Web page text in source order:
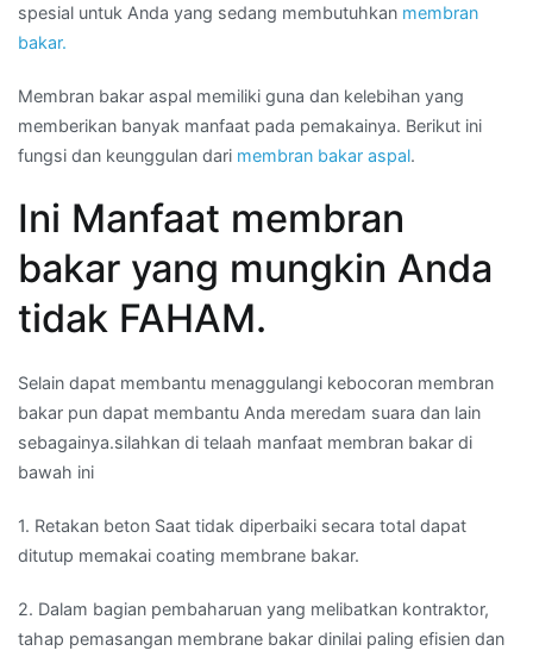
spesial untuk Anda yang sedang membutuhkan membran
bakar.
Membran bakar aspal memiliki guna dan kelebihan yang
memberikan banyak manfaat pada pemakainya. Berikut ini
fungsi dan keunggulan dari membran bakar aspal.
Ini Manfaat membran
bakar yang mungkin Anda
tidak FAHAM.
Selain dapat membantu menaggulangi kebocoran membran
bakar pun dapat membantu Anda meredam suara dan lain
sebagainya.silahkan di telaah manfaat membran bakar di
bawah ini
1. Retakan beton Saat tidak diperbaiki secara total dapat
ditutup memakai coating membrane bakar.
2. Dalam bagian pembaharuan yang melibatkan kontraktor,
tahap pemasangan membrane bakar dinilai paling efisien dan